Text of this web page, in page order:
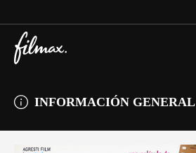
INFORMACIÓN GENERAL